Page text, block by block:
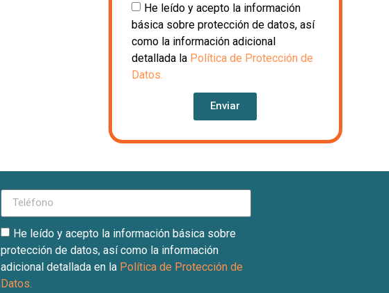
He leído y acepto la información
básica sobre protección de datos, así
como la información adicional
detallada la Política de Protección de
Datos.
Enviar
He leído y acepto la información básica sobre
protección de datos, así como la información
adicional detallada en la Política de Protección de
Datos.